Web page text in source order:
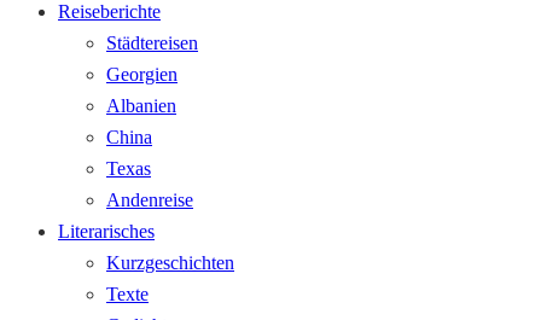
Reiseberichte
Städtereisen
Georgien
Albanien
China
Texas
Andenreise
Literarisches
Kurzgeschichten
Texte